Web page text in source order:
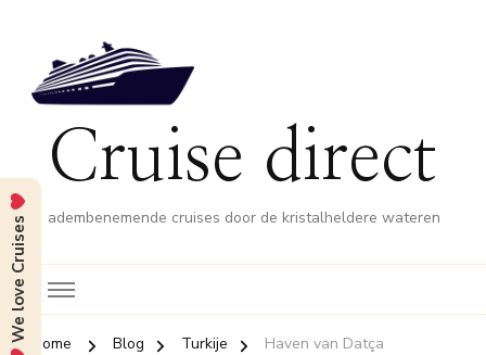
Cruise direct
adembenemende cruises door de kristalheldere wateren
Home Blog Turkije Haven van Datça
We love Cruises